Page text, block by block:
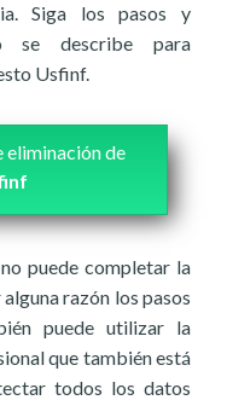
Siga los pasos y
se describe para
Usfinf.
eliminación de
puede completar la
razón los pasos
puede utilizar la
que también está
todos los datos